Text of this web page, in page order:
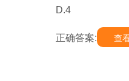
D.4
正确答案: 查